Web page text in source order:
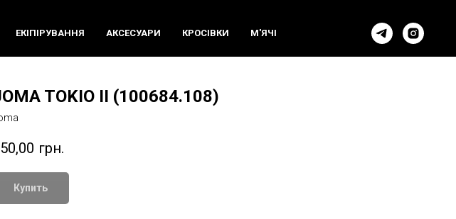
ЕКIПIРУВАННЯ АКСЕСУАРИ КРОСIВКИ М'ЯЧI
TOKIO II (100684.108)
грн.
Купить